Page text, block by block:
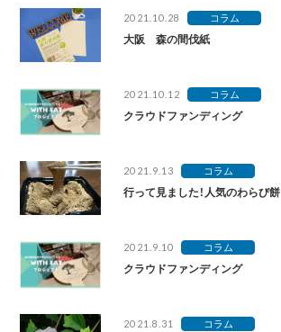
2021.10.28 コラム
大阪 森の間伐紙
2021.10.12 コラム
クラウドファンディング
2021.9.13 コラム
行って見ました！人気のわらび餅
2021.9.10 コラム
クラウドファンディング
2021.8.31 コラム